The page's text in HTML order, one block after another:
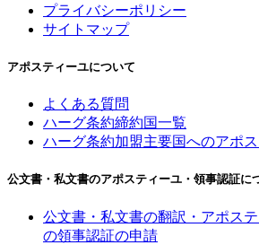
プライバシーポリシー
サイトマップ
アポスティーユについて
よくある質問
ハーグ条約締約国一覧
ハーグ条約加盟主要国へのアポ
公文書・私文書のアポスティーユ・領事認証に
公文書・私文書の翻訳・アポス
の領事認証の申請